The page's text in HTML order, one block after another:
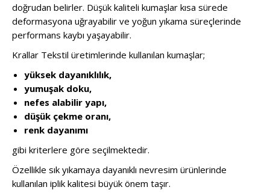
doğrudan belirler. Düşük kaliteli kumaşlar kısa sürede
deformasyona uğrayabilir ve yoğun yıkama süreçlerinde
performans kaybı yaşayabilir.
Krallar Tekstil üretimlerinde kullanılan kumaşlar;
yüksek dayanıklılık,
yumuşak doku,
nefes alabilir yapı,
düşük çekme oranı,
renk dayanımı
gibi kriterlere göre seçilmektedir.
Özellikle sık yıkamaya dayanıklı nevresim ürünlerinde
kullanılan iplik kalitesi büyük önem taşır.